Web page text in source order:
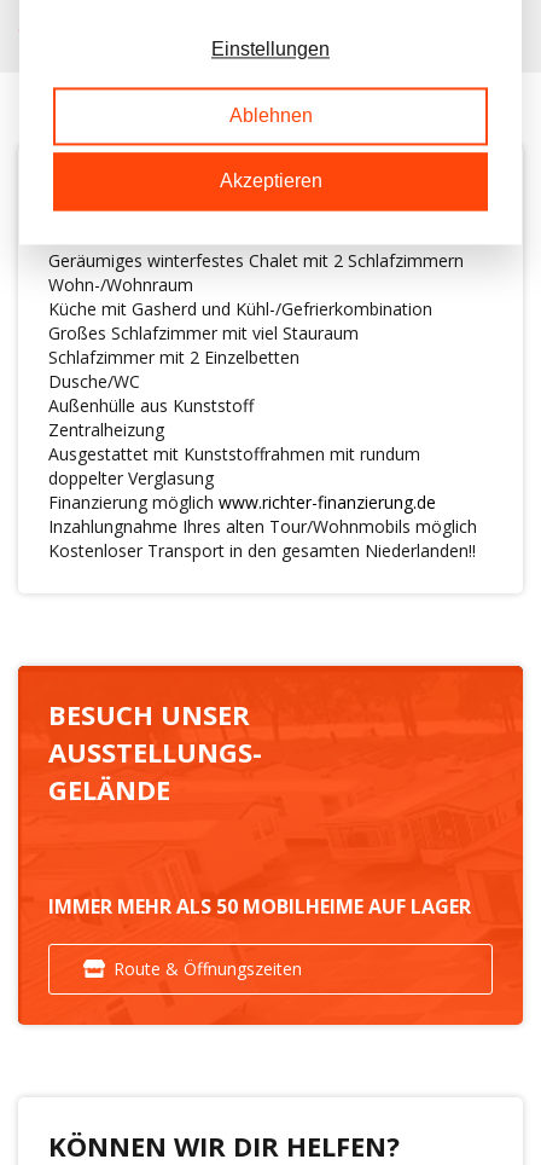
BESCHREIBUNG
Geräumiges winterfestes Chalet mit 2 Schlafzimmern
Wohn-/Wohnraum
Küche mit Gasherd und Kühl-/Gefrierkombination
Großes Schlafzimmer mit viel Stauraum
Schlafzimmer mit 2 Einzelbetten
Dusche/WC
Außenhülle aus Kunststoff
Zentralheizung
Ausgestattet mit Kunststoffrahmen mit rundum
doppelter Verglasung
Finanzierung möglich www.richter-finanzierung.de
Inzahlungnahme Ihres alten Tour/Wohnmobils möglich
Kostenloser Transport in den gesamten Niederlanden!!
BESUCH UNSER
AUSSTELLUNGS-
GELÄNDE
IMMER MEHR ALS 50 MOBILHEIME AUF LAGER
Route & Öffnungszeiten
KÖNNEN WIR DIR HELFEN?
Einstellungen
Ablehnen
Akzeptieren